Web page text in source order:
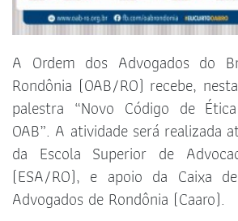
A Ordem dos Advogados do
Rondônia (OAB/RO) recebe,
palestra “Novo Código de
OAB”. A atividade será realizada
da Escola Superior de
(ESA/RO), e apoio da Caixa
Advogados de Rondônia (Caaro).